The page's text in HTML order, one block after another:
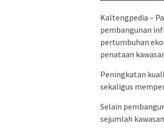
Kaltengpedia –
pembangunan
pertumbuhan
penataan
Peningkatan
sekaligus
Selain
sejumlah